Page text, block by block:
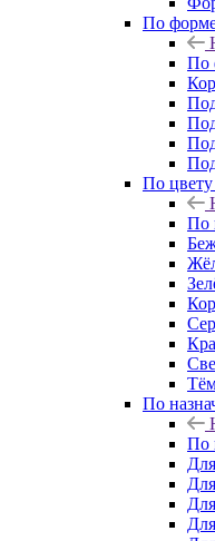
По
По
По цвету
По
По
По